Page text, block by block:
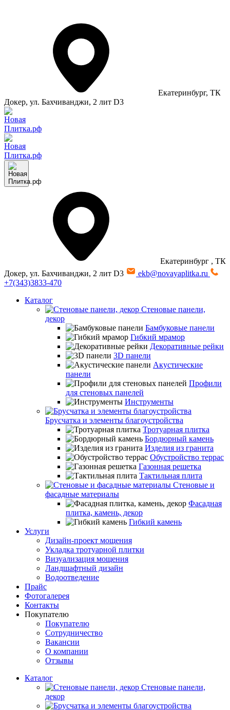
Екатеринбург, ТК
Докер, ул. Бахчиванджи, 2 лит D3
Екатеринбург , ТК
Докер, ул. Бахчиванджи, 2 лит D3
ekb@novayaplitka.ru
+7(343)3833-470
Каталог
Стеновые панели,
декор
Бамбуковые панели
Гибкий мрамор
Декоративные рейки
3D панели
Акустические
панели
Профили
для стеновых панелей
Инструменты
Брусчатка и элементы благоустройства
Тротуарная плитка
Бордюрный камень
Изделия из гранита
Обустройство террас
Газонная решетка
Тактильная плита
Стеновые и
фасадные материалы
Фасадная
плитка, камень, декор
Гибкий камень
Услуги
Дизайн-проект мощения
Укладка тротуарной плитки
Визуализация мощения
Ландшафтный дизайн
Водоотведение
Прайс
Фотогалерея
Контакты
Покупателю
Покупателю
Сотрудничество
Вакансии
О компании
Отзывы
Каталог
Стеновые панели,
декор